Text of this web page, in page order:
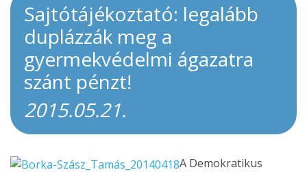
Sajtótájékoztató: legalább
duplázzák meg a
gyermekvédelmi ágazatra
szánt pénzt!
2015.05.21.
A Demokratikus